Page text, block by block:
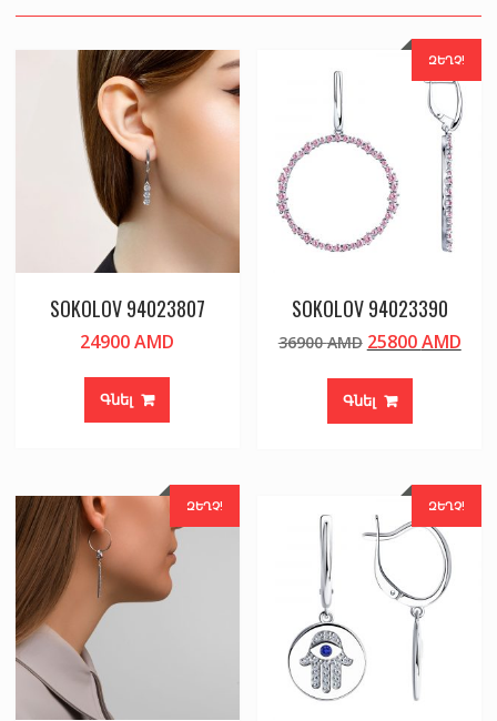
SOKOLOV 94023807
24900AMD
Գնել
ԶԵՂՉ!
SOKOLOV 94023390
36900AMD Original
was:
36900 AMD.
25800AMD
Գնել
ԶԵՂՉ! ԶԵՂՉ!